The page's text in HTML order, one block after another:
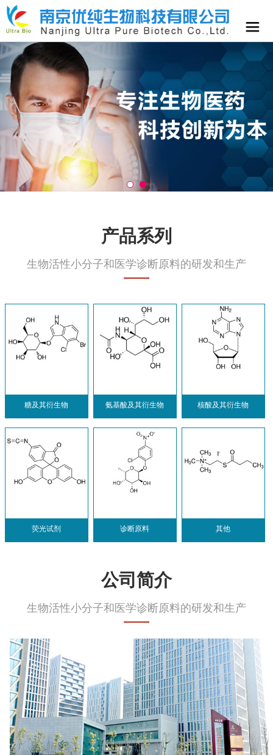
产品系列
生物活性小分子和医学诊断原料的研发和生产
糖及其衍生物 氨基酸及其衍生物 核酸及其衍生物
荧光试剂 诊断原料 其他
公司简介
生物活性小分子和医学诊断原料的研发和生产